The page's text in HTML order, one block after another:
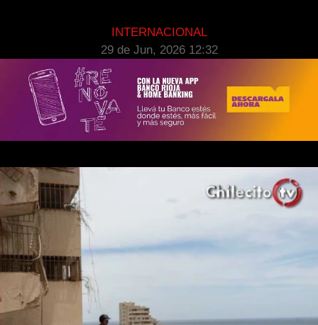
INTERNACIONAL
29 de Jun, 2026 12:32